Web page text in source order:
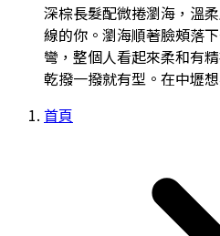
深棕長髮配微捲瀏海，溫
線的你。瀏海順著臉頰落
彎，整個人看起來柔和有
乾撥一撥就有型。在中壢
首頁